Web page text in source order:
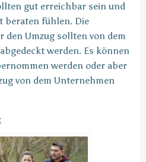
gut erreichbar sein und
beraten fühlen. Die
den Umzug sollten von dem
werden. Es können
werden oder aber
von dem Unternehmen